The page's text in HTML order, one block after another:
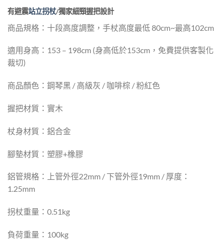
有避震站立拐杖/獨家細頸握把設計
商品規格：十段高度調整，手杖高度最低 80cm~最高102cm
適用身高：153 – 198cm (身高低於153cm，免費提供客製化
裁切)
商品顏色：鋼琴黑 / 高級灰 / 咖啡棕 / 粉紅色
握把材質：實木
杖身材質：鋁合金
腳墊材質：塑膠+橡膠
鋁管規格：上管外徑22mm / 下管外徑19mm / 厚度：
1.25mm
拐杖重量：0.51kg
負荷重量：100kg